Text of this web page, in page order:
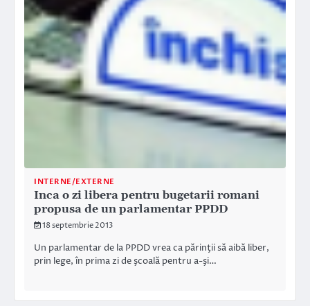
INTERNE/EXTERNE
Inca o zi libera pentru bugetarii romani
propusa de un parlamentar PPDD
18 septembrie 2013
Un parlamentar de la PPDD vrea ca părinţii să aibă liber,
prin lege, în prima zi de şcoală pentru a-şi…